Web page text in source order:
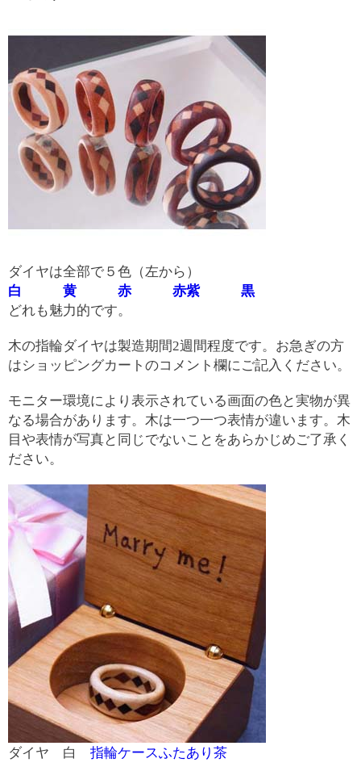
ダイヤは全部で５色（左から）
白
黄 赤 赤紫
黒
どれも魅力的です。
木の指輪ダイヤは製造期間2週間程度です。お急ぎの方
はショッピングカートのコメント欄にご記入ください。
モニター環境により表示されている画面の色と実物が異
なる場合があります。木は一つ一つ表情が違います。木
目や表情が写真と同じでないことをあらかじめご了承く
ださい。
ダイヤ 白 指輪ケースふたあり茶